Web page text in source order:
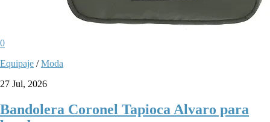
0
Equipaje /Moda
27 Jul, 2026
Bandolera Coronel Tapioca Alvaro para